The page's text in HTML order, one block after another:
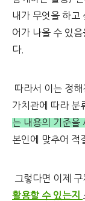
내가 무엇을 하고
어가 나올 수 있
다.
따라서 이는 정
가치관에 따라 분
는 내용의 기준을
본인에 맞추어 적
그렇다면 이제 구
활용할 수 있는지